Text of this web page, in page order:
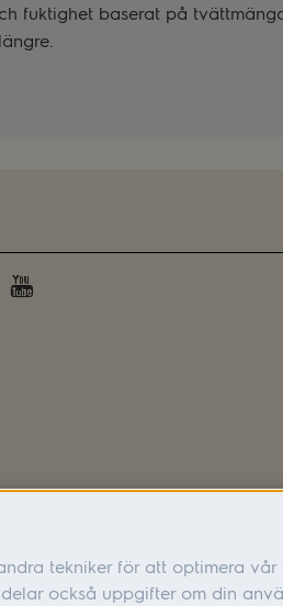
fuktighet baserat på
tekniker för att optimera
också uppgifter om din